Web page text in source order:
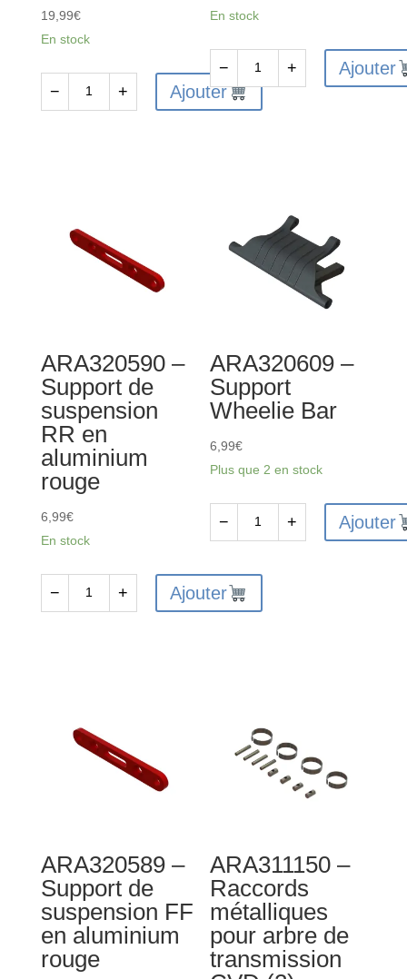
19,99€
En stock
− + Ajouter
En stock
de
− + Ajouter
ARA320590 –
Support de
suspension
RR en
aluminium
rouge
6,99€
En stock
suspension
− + Ajouter
ARA320609 –
Support
Wheelie Bar
6,99€
Plus que 2 en stock
ARA320609
-
− + Ajouter
ARA320589 –
Support de
suspension FF
en aluminium
rouge
ARA311150 –
Raccords
métalliques
pour arbre de
transmission